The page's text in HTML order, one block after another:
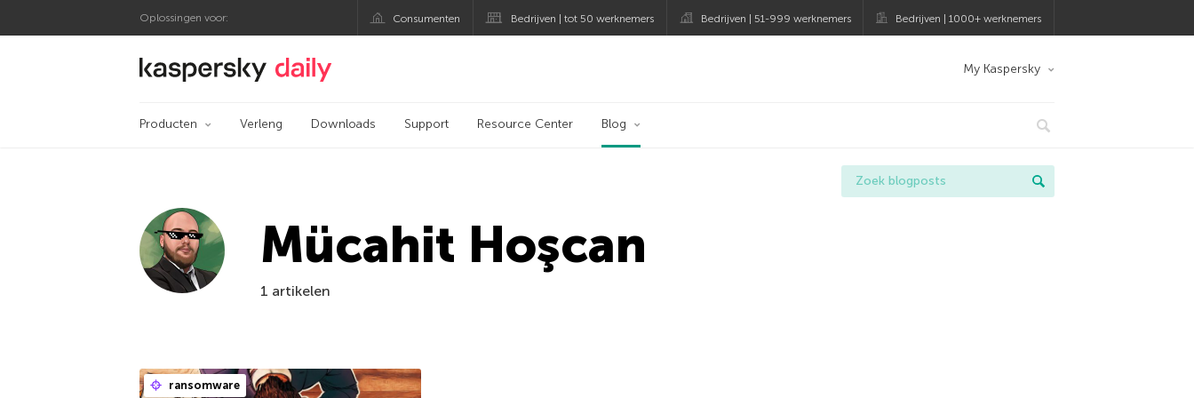
Oplossingen voor: Consumenten Bedrijven | tot 50 werknemers Bedrijven | 51-999 werknemers Bedrijven | 1000+ werknemers
Kaspersky official blog My Kaspersky
Producten Verleng Downloads Support Resource Center Blog
Mücahit Hoşcan
1 artikelen
ransomware